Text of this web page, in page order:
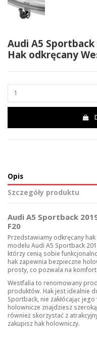
Audi A5 Sportback
Hak odkręcany
Opis
Szczegóły produktu
Audi A5 Sportback
F20
Przedstawiamy odkręcany
modelu Audi A5 Sportback
którzy cenią sobie
hak zapewnia bezpieczne
prosty, co pozwala na
Westfalia to renomowany
produktów. Hak jest idealnie
Sportback, nie zakłócając
holownicze znajdziesz
również skorzystać z
zakupisz hak holowniczy.